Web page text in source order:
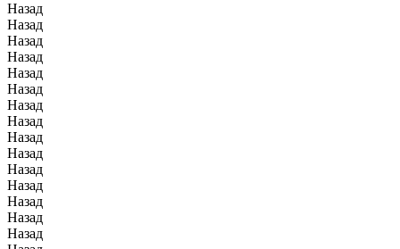
Назад
Назад
Назад
Назад
Назад
Назад
Назад
Назад
Назад
Назад
Назад
Назад
Назад
Назад
Назад